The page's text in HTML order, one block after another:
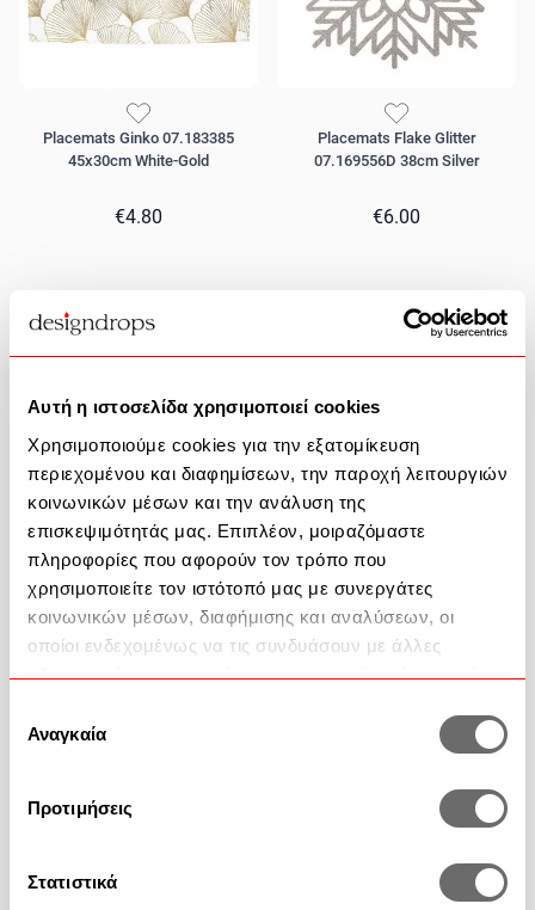
Αυτή η ιστοσελίδα χρησιμοποιεί cookies
Χρησιμοποιούμε cookies για την εξατομίκευση
περιεχομένου και διαφημίσεων, την παροχή λειτουργιών
κοινωνικών μέσων και την ανάλυση της
επισκεψιμότητάς μας. Επιπλέον, μοιραζόμαστε
πληροφορίες που αφορούν τον τρόπο που
χρησιμοποιείτε τον ιστότοπό μας με συνεργάτες
κοινωνικών μέσων, διαφήμισης και αναλύσεων, οι
οποίοι ενδεχομένως να τις συνδυάσουν με άλλες
πληροφορίες που τους έχετε παραχωρήσει ή τις οποίες
των υπηρεσιών τους.
συγκατάθεσης
Αναγκαία
Προτιμήσεις
Στατιστικά
Placemats Ginko 07.183385
45x30cm White-Gold
€4.80
Placemats Flake Glitter
07.169556D 38cm Silver
€6.00
Christmas Table Mat 3035 Silver
Saint Clair
€7.50
Christmas Table Mat 3036 Blue
Saint Clair
€6.80